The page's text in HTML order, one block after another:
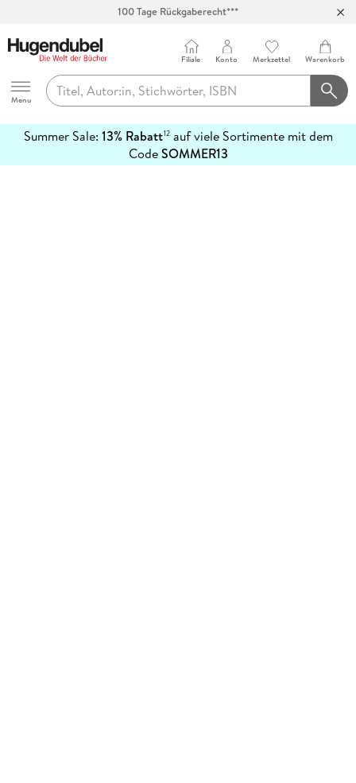
100 Tage Rückgaberecht***
Hugendubel
Menu
Filiale Konto Merkzettel Warenkorb
Summer Sale: 13% Rabatt12auf viele Sortimente mit dem
CodeSOMMER13
erfahren